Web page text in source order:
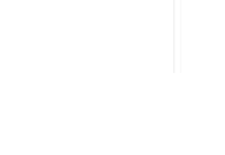
de confidentialité, en garantissant la conformité avec